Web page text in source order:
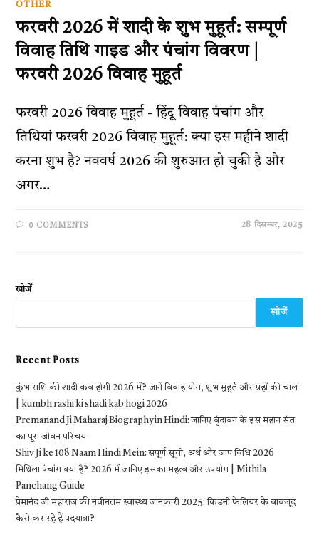
OTHER
फरवरी 2026 में शादी के शुभ मुहूर्त: सम्पूर्ण
विवाह तिथि गाइड और पंचांग विवरण |
फरवरी 2026 विवाह मुहूर्त
फरवरी 2026 विवाह मुहूर्त - हिंदू विवाह पंचांग और
तिथियां फरवरी 2026 विवाह मुहूर्त: क्या इस महीने शादी
करना शुभ है? नववर्ष 2026 की शुरुआत हो चुकी है और
अगर…
0 COMMENTS 28 दिसम्बर, 2025
खोजें
खोजें
Recent Posts
कुंभ राशि की शादी कब होगी 2026 में? जानें विवाह योग, शुभ मुहूर्त और ग्रहों की चाल
| kumbh rashi ki shadi kab hogi 2026
Premanand Ji Maharaj Biography in Hindi: जानिए वृंदावन के इस महान संत
का पूरा जीवन परिचय
Shiv Ji ke 108 Naam Hindi Mein: संपूर्ण सूची, अर्थ और जाप विधि 2026
मिथिला पंचांग क्या है? 2026 में जानिए इसका महत्व और उपयोग | Mithila
Panchang Guide
प्रेमानंद जी महाराज की नवीनतम स्वास्थ्य जानकारी 2025: किडनी फेलियर के बावजूद
कैसे कर रहे हैं पदयात्रा?